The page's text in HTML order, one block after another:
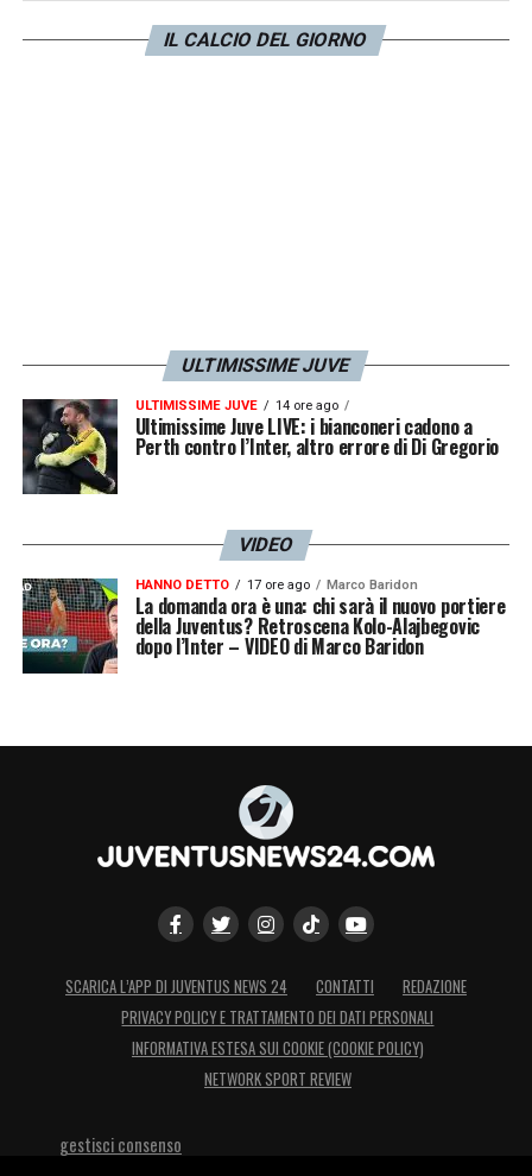
alle 16
Calendario completo
GREUTHER FURTH U19 – REP. CECA U17 |
BELGIO U19 – SCOZIA U19 | 6.09, h.16.00 |
Amichevole
SLOVACCHIA U19 – CROAZIA U19 | 6.09,
h.16.30 | Amichevole
7.09, h.16.30 | Amichevole
ITALIA U18 – SERBIA U18 | 7.09, h.16.30 |
GERMANIA U20 – ITALIA U20 | 7.09,
BOSNIA ERZEGOVINA U21 – SLOVENIA
U21 | 7.09, h.18.45 | Qual. Europei
LETTONIA U21 – ITALIA U21 | 8.09, h.16.00
MAROCCO U17 – UZBEKISTAN U17 | 8.09,
IL CALCIO DEL GIORNO
ULTIMISSIME JUVE
ULTIMISSIME JUVE 14 ore ago
Ultimissime Juve LIVE: i bianconeri cadono a
Perth contro l’Inter, altro errore di Di Gregorio
VIDEO
HANNO DETTO 17 ore ago Marco Baridon
La domanda ora è una: chi sarà il nuovo portiere
della Juventus? Retroscena Kolo-Alajbegovic
dopo l’Inter – VIDEO di Marco Baridon
SCARICA L’APP DI JUVENTUS NEWS 24 CONTATTI
REDAZIONE
PRIVACY POLICY E TRATTAMENTO DEI DATI PERSONALI
INFORMATIVA ESTESA SUI COOKIE (COOKIE POLICY)
NETWORK SPORT REVIEW
gestisci consenso